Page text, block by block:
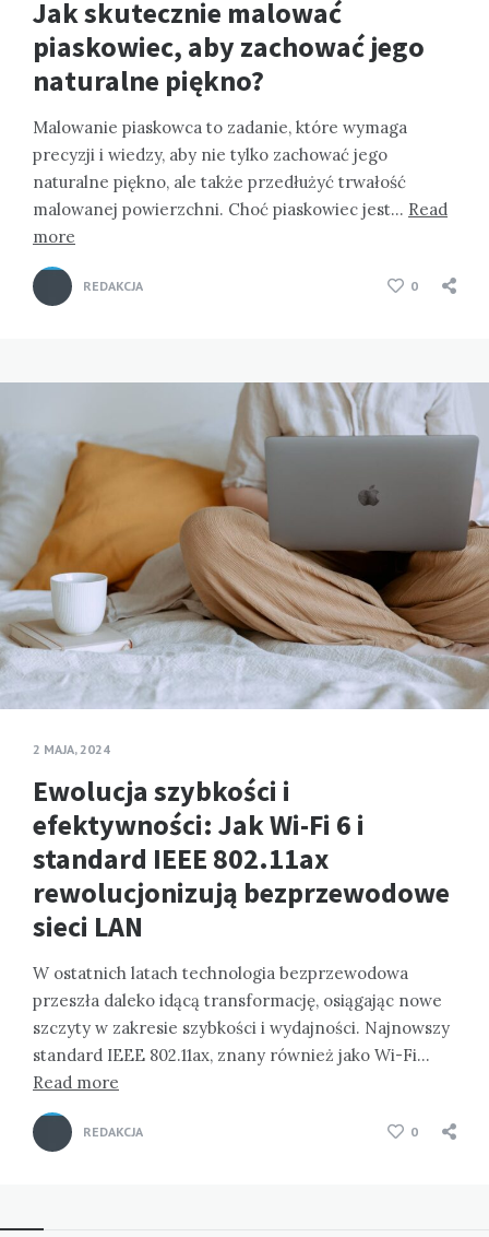
Jak skutecznie malować
piaskowiec, aby zachować jego
naturalne piękno?
Malowanie piaskowca to zadanie, które wymaga
precyzji i wiedzy, aby nie tylko zachować jego
naturalne piękno, ale także przedłużyć trwałość
malowanej powierzchni. Choć piaskowiec jest… Read
more
REDAKCJA 0
2 MAJA, 2024
Ewolucja szybkości i
efektywności: Jak Wi-Fi 6 i
standard IEEE 802.11ax
rewolucjonizują bezprzewodowe
sieci LAN
W ostatnich latach technologia bezprzewodowa
przeszła daleko idącą transformację, osiągając nowe
szczyty w zakresie szybkości i wydajności. Najnowszy
standard IEEE 802.11ax, znany również jako Wi-Fi…
Read more
REDAKCJA 0